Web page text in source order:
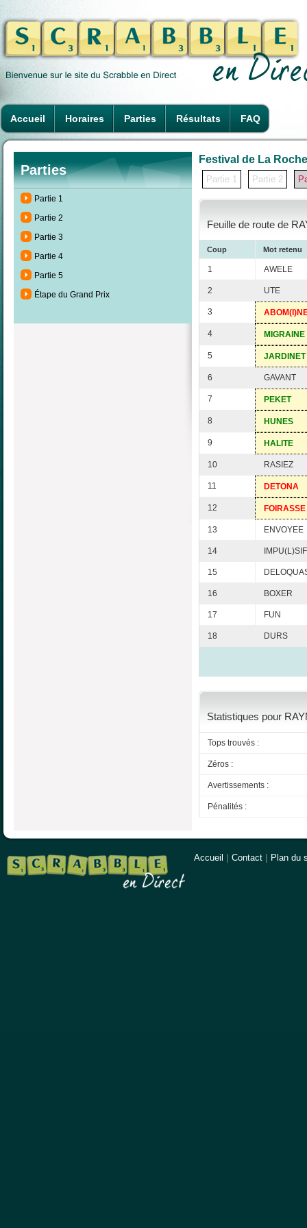
Accueil Horaires Parties Résultats FAQ
Parties
Partie 1
Partie 2
Partie 3
Partie 4
Partie 5
Étape du Grand Prix
Festival de La
Partie 1 Partie 2
Feuille de route de
Coup Mot retenu
1 AWELE
2 UTE
3
4 MIGRAINE
5 JARDINET
6 GAVANT
7 PEKET
8 HUNES
9 HALITE
10 RASIEZ
11 DETONA
12 FOIRASSE
13 ENVOYEE
14 IMPU(L)SIF
15
16 BOXER
17 FUN
18 DURS
Statistiques pour
Tops trouvés :
Zéros :
Avertissements :
Pénalités :
Accueil Contact Plan du